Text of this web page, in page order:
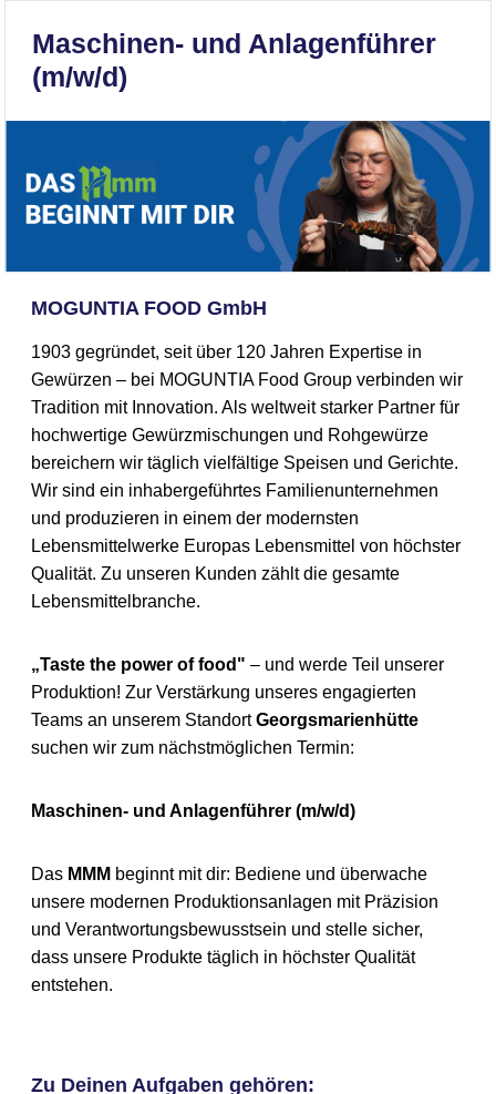
Maschinen- und Anlagenführer
(m/w/d)
MOGUNTIA FOOD GmbH
1903 gegründet, seit über 120 Jahren Expertise in
Gewürzen – bei MOGUNTIA Food Group verbinden wir
Tradition mit Innovation. Als weltweit starker Partner für
hochwertige Gewürzmischungen und Rohgewürze
bereichern wir täglich vielfältige Speisen und Gerichte.
Wir sind ein inhabergeführtes Familienunternehmen
und produzieren in einem der modernsten
Lebensmittelwerke Europas Lebensmittel von höchster
Qualität. Zu unseren Kunden zählt die gesamte
Lebensmittelbranche.
„Taste the power of food"– und werde Teil unserer
Produktion! Zur Verstärkung unseres engagierten
Teams an unserem StandortGeorgsmarienhütte
suchen wir zum nächstmöglichen Termin:
Maschinen- und Anlagenführer (m/w/d)
Das MMM beginnt mit dir: Bediene und überwache
unsere modernen Produktionsanlagen mit Präzision
und Verantwortungsbewusstsein und stelle sicher,
dass unsere Produkte täglich in höchster Qualität
entstehen.
Zu Deinen Aufgaben gehören: